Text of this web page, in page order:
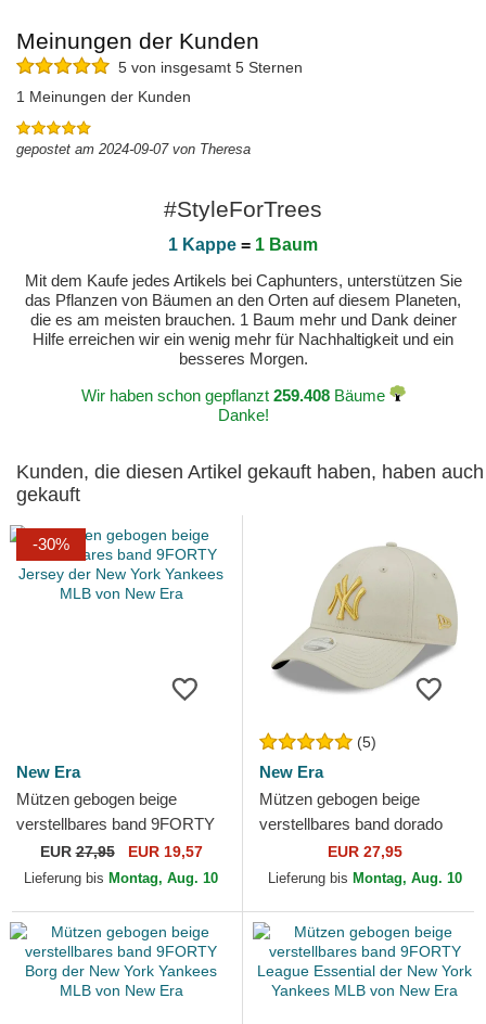
Meinungen der Kunden
5 von insgesamt 5 Sternen
1 Meinungen der Kunden
gepostet am 2024-09-07 von Theresa
#StyleForTrees
1 Kappe = 1 Baum
Mit dem Kaufe jedes Artikels bei Caphunters, unterstützen Sie
das Pflanzen von Bäumen an den Orten auf diesem Planeten,
die es am meisten brauchen. 1 Baum mehr und Dank deiner
Hilfe erreichen wir ein wenig mehr für Nachhaltigkeit und ein
besseres Morgen.
Wir haben schon gepflanzt 259.408Bäume
Danke!
Kunden, die diesen Artikel gekauft haben, haben auch
gekauft
-30%
New Era
Mützen gebogen beige
verstellbares band 9FORTY
Jersey der New York
Yankees MLB von New Era
EUR27,95 EUR 19,57
Lieferung bis Montag, Aug. 10
(5)
New Era
Mützen gebogen beige
verstellbares band dorado
9FORTY Metallic der New
York Yankees MLB von New
EUR 27,95
Lieferung bis Montag, Aug. 10